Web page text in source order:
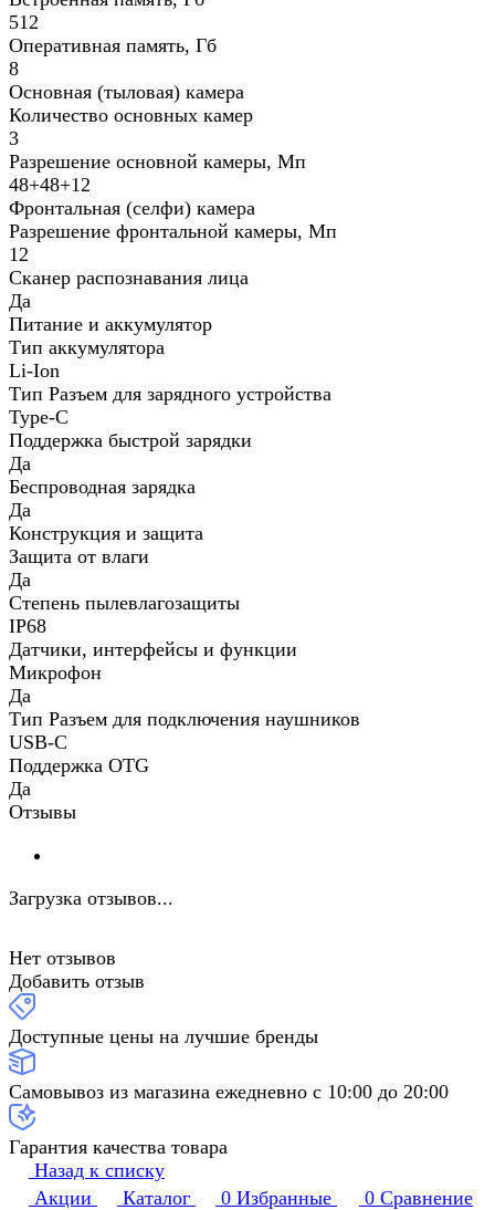
512
Оперативная память, Гб
8
Основная (тыловая) камера
Количество основных камер
3
Разрешение основной камеры, Мп
48+48+12
Фронтальная (селфи) камера
Разрешение фронтальной камеры, Мп
12
Сканер распознавания лица
Да
Питание и аккумулятор
Тип аккумулятора
Li-Ion
Тип Разъем для зарядного устройства
Type-C
Поддержка быстрой зарядки
Да
Беспроводная зарядка
Да
Конструкция и защита
Защита от влаги
Да
Степень пылевлагозащиты
IP68
Датчики, интерфейсы и функции
Микрофон
Да
Тип Разъем для подключения наушников
USB-C
Поддержка OTG
Да
Отзывы
Загрузка отзывов...
Нет отзывов
Добавить отзыв
Доступные цены на лучшие бренды
Самовывоз из магазина ежедневно с 10:00 до 20:00
Гарантия качества товара
Назад к списку
Акции
Каталог 0 Избранные 0 Сравнение